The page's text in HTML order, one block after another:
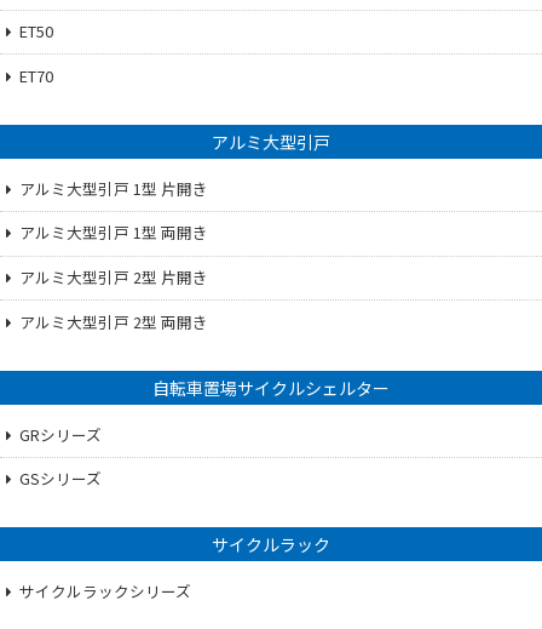
ET50
ET70
アルミ大型引戸
アルミ大型引戸 1型 片開き
アルミ大型引戸 1型 両開き
アルミ大型引戸 2型 片開き
アルミ大型引戸 2型 両開き
自転車置場サイクルシェルター
GRシリーズ
GSシリーズ
サイクルラック
サイクルラックシリーズ